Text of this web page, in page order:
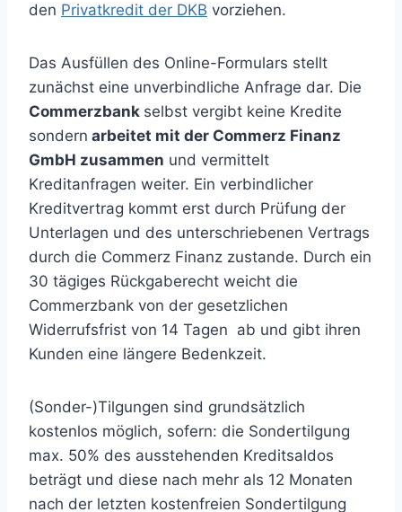
den Privatkredit der DKB vorziehen.
Das Ausfüllen des Online-Formulars stellt
zunächst eine unverbindliche Anfrage dar. Die
Commerzbank selbst vergibt keine Kredite
sondern arbeitet mit der Commerz Finanz
GmbH zusammen und vermittelt
Kreditanfragen weiter. Ein verbindlicher
Kreditvertrag kommt erst durch Prüfung der
Unterlagen und des unterschriebenen Vertrags
durch die Commerz Finanz zustande. Durch ein
30 tägiges Rückgaberecht weicht die
Commerzbank von der gesetzlichen
Widerrufsfrist von 14 Tagen ab und gibt ihren
Kunden eine längere Bedenkzeit.
(Sonder-)Tilgungen sind grundsätzlich
kostenlos möglich, sofern: die Sondertilgung
max. 50% des ausstehenden Kreditsaldos
beträgt und diese nach mehr als 12 Monaten
nach der letzten kostenfreien Sondertilgung